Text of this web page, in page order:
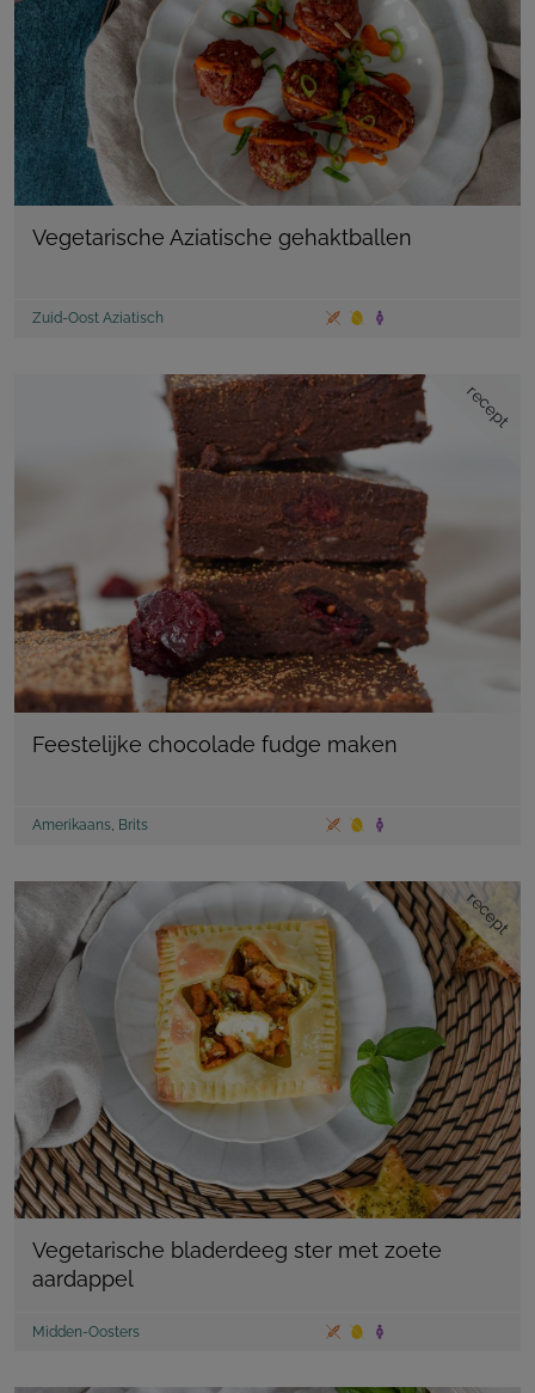
Vegetarische Aziatische gehaktballen
Zuid-Oost Aziatisch
recept
Feestelijke chocolade fudge maken
Amerikaans, Brits
recept
Vegetarische bladerdeeg ster met zoete
aardappel
Midden-Oosters